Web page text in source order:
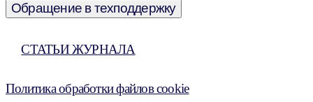
Обращение в техподдержку
СТАТЬИ ЖУРНАЛА
Политика обработки файлов cookie